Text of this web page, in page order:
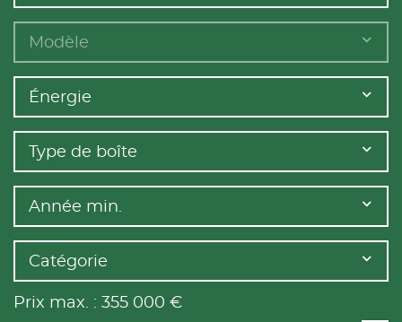
Modèle
Énergie
Type de boîte
Année min.
Catégorie
Prix max. : 355 000 €